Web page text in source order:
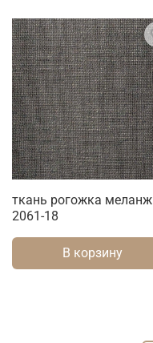
ткань рогожка меланж
2061-18
В корзину